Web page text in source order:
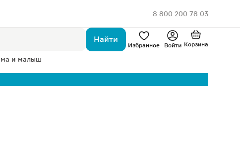
8 800 200 78 03
Найти
Избранное Войти Корзина
и малыш